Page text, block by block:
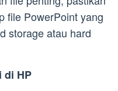
file PowerPoint yang
storage atau hard
di HP